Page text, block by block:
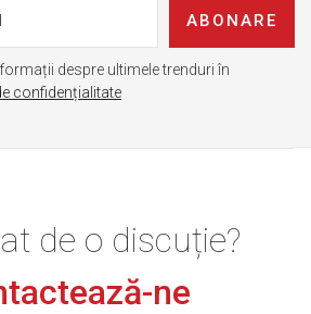
ABONARE
despre ultimele trenduri în
confidențialitate
de o discuție?
ne